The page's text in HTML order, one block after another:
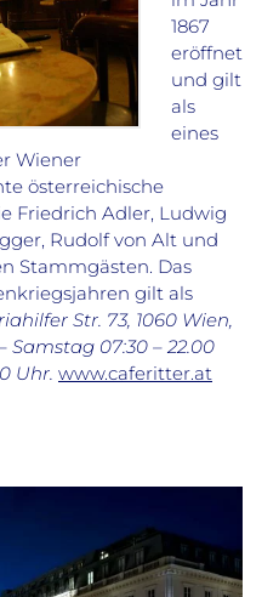
1867
eröffnet
und gilt
als
eines
Wiener
österreichische
Friedrich Adler, Ludwig
Rudolf von Alt und
Stammgästen. Das
gilt als
Str. 73, 1060 Wien,
07:30 – 22.00
Uhr. www.caferitter.at